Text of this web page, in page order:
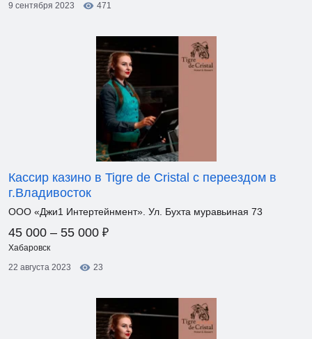
9 сентября 2023
471
Кассир казино в Tigre de Cristal с переездом в
г.Владивосток
ООО «Джи1 Интертейнмент». Ул. Бухта муравьиная 73
45 000 – 55 000 ₽
Хабаровск
22 августа 2023
23